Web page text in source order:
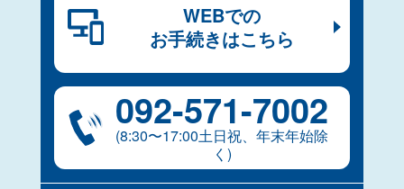
WEBでの
お手続きはこちら
092-​571-​7002
(8:30〜17:00土日祝、年末年始除
く)